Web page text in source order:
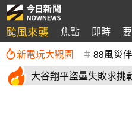
颱風來襲 焦點 即時
新電玩大觀園 88風災
大谷翔平盜壘失敗求挑